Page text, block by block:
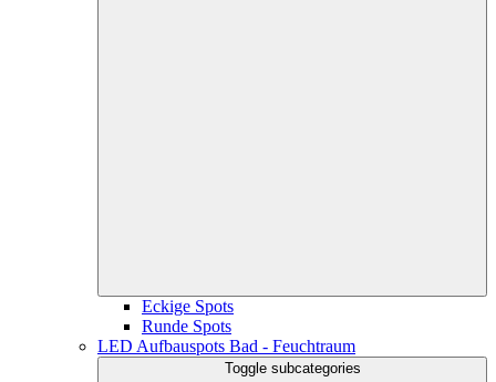
Eckige Spots
Runde Spots
LED Aufbauspots Bad - Feuchtraum
Toggle subcategories